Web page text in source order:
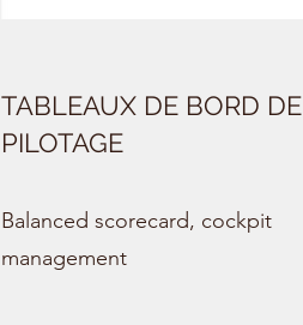
TABLEAUX DE BORD DE
PILOTAGE
Balanced scorecard, cockpit
management